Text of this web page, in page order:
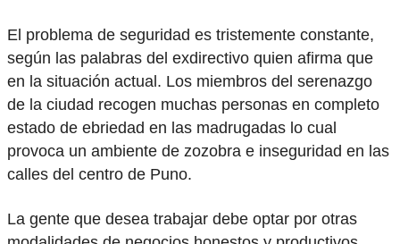
El problema de seguridad es tristemente constante,
según las palabras del exdirectivo quien afirma que
en la situación actual. Los miembros del serenazgo
de la ciudad recogen muchas personas en completo
estado de ebriedad en las madrugadas lo cual
provoca un ambiente de zozobra e inseguridad en las
calles del centro de Puno.
La gente que desea trabajar debe optar por otras